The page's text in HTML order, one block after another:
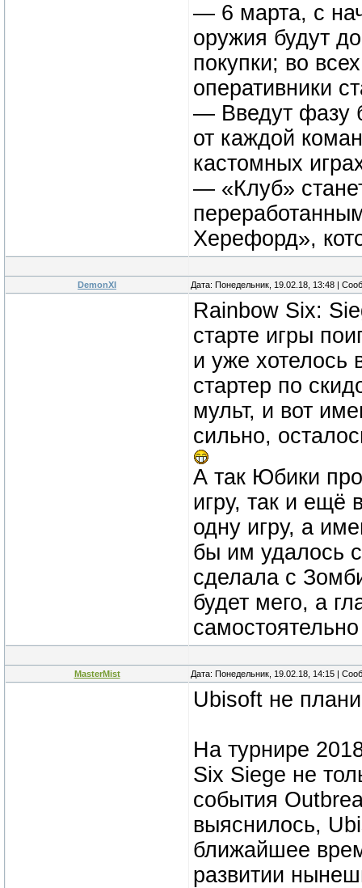
— 6 марта, с
оружия будут
покупки; во
оперативники
— Введут фазу
от каждой
кастомных
— «Клуб»
Херефорд»,
DemonXI Дата: Понедельник, 19.02.18, 13:48 |
Rainbow Six:
старте игры
и уже хотелось
стартер по
мульт, и вот
сильно,
А так Юбики
игру, так и ещё
одну игру, а
бы им удалось
сделала с
будет мего, а
MasterMist Дата: Понедельник, 19.02.18, 14:15 |
Ubisoft не
На турнире
Six Siege не
события
выяснилось,
ближайшее
развитии